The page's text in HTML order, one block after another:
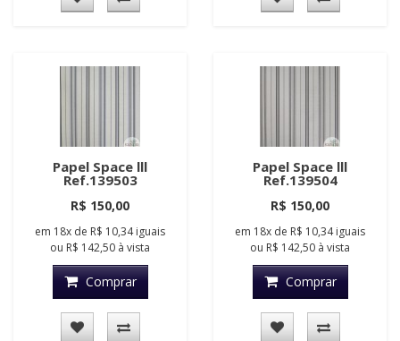
Papel Space lll
Ref.139503
R$ 150,00
em 18x de R$ 10,34 iguais
ou R$ 142,50 à vista
Comprar
Papel Space lll
Ref.139504
R$ 150,00
em 18x de R$ 10,34 iguais
ou R$ 142,50 à vista
Comprar